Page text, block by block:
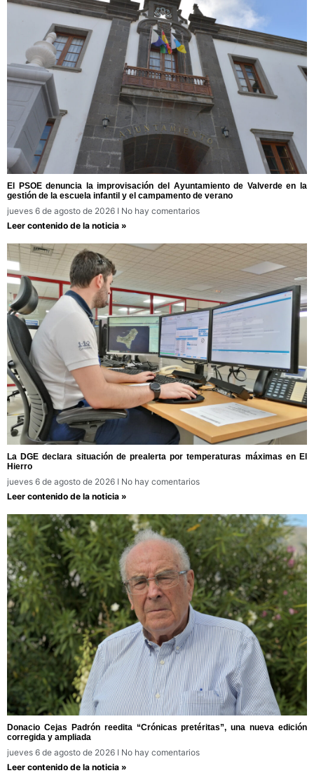
El PSOE denuncia la improvisación del Ayuntamiento de Valverde en la
gestión de la escuela infantil y el campamento de verano
jueves 6 de agosto de 2026
No hay comentarios
Leer contenido de la noticia »
La DGE declara situación de prealerta por temperaturas máximas en El
Hierro
jueves 6 de agosto de 2026
No hay comentarios
Leer contenido de la noticia »
Donacio Cejas Padrón reedita “Crónicas pretéritas”, una nueva edición
corregida y ampliada
jueves 6 de agosto de 2026
No hay comentarios
Leer contenido de la noticia »